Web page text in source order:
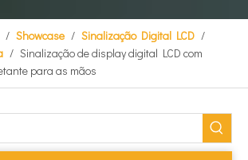
/ Showcase / Sinalização Digital LCD /
/ Sinalização de display digital LCD com
para as mãos